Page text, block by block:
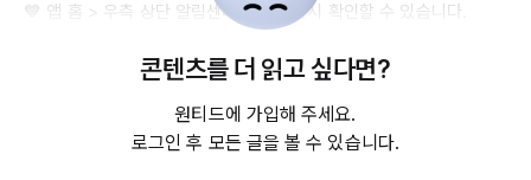
💙 앱 홈 > 우측 상단 알림센터🔔에서 다시 확인할 수 있습니다.
📌 알림푸시가 왔는데 클릭이 안된다면?
💙 원티드 앱을 최신 버전으로 업데이트해주세요.
콘텐츠를 더 읽고 싶다면?
원티드에 가입해 주세요.
로그인 후 모든 글을 볼 수 있습니다.